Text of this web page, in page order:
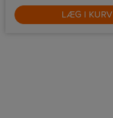
LÆG I KURV